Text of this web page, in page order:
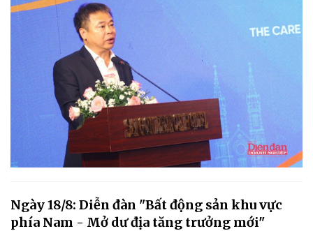
Ngày 18/8: Diễn đàn "Bất động sản khu vực
phía Nam - Mở dư địa tăng trưởng mới"